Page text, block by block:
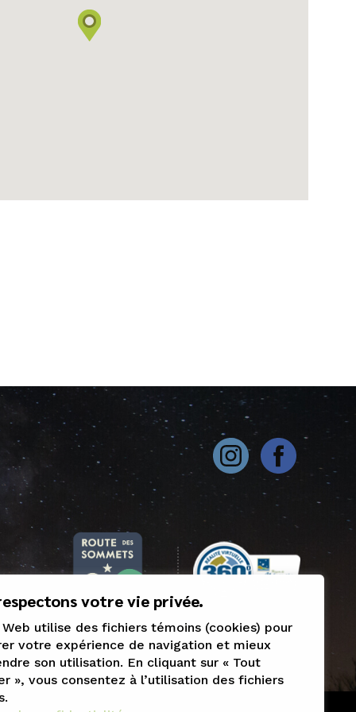
votre vie privée.
utilise des fichiers témoins (cookies) pour
votre expérience de navigation et mieux
son utilisation. En cliquant sur « Tout
», vous consentez à l’utilisation des fichiers